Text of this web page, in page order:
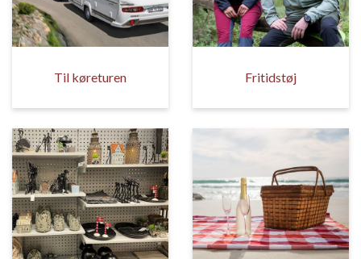
Til køreturen Fritidstøj